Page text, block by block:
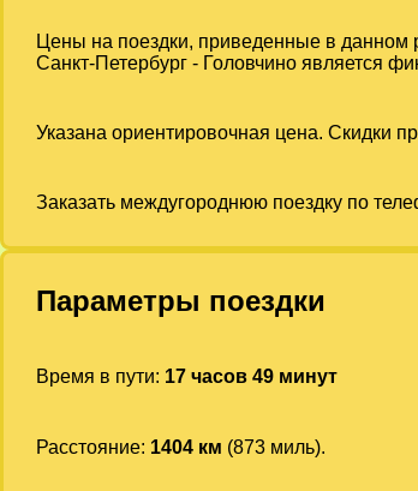
Цены на поездки, приведенные в данном
Санкт-Петербург - Головчино является
Указана ориентировочная цена. Скидки
Заказать междугороднюю поездку по
Параметры поездки
Время в пути: 17 часов 49 минут
Расстояние: 1404 км (873 миль).